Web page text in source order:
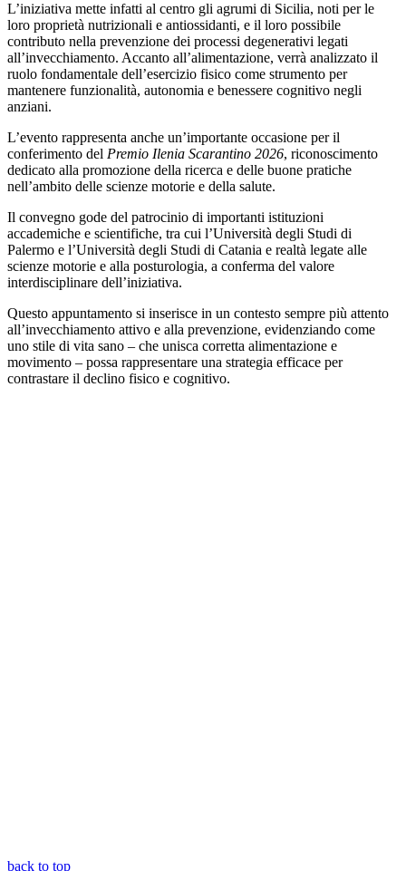
L’iniziativa mette infatti al centro gli agrumi di Sicilia, noti per le
loro proprietà nutrizionali e antiossidanti, e il loro possibile
contributo nella prevenzione dei processi degenerativi legati
all’invecchiamento. Accanto all’alimentazione, verrà analizzato il
ruolo fondamentale dell’esercizio fisico come strumento per
mantenere funzionalità, autonomia e benessere cognitivo negli
anziani.
L’evento rappresenta anche un’importante occasione per il
conferimento del Premio Ilenia Scarantino 2026, riconoscimento
dedicato alla promozione della ricerca e delle buone pratiche
nell’ambito delle scienze motorie e della salute.
Il convegno gode del patrocinio di importanti istituzioni
accademiche e scientifiche, tra cui l’Università degli Studi di
Palermo e l’Università degli Studi di Catania e realtà legate alle
scienze motorie e alla posturologia, a conferma del valore
interdisciplinare dell’iniziativa.
Questo appuntamento si inserisce in un contesto sempre più attento
all’invecchiamento attivo e alla prevenzione, evidenziando come
uno stile di vita sano – che unisca corretta alimentazione e
movimento – possa rappresentare una strategia efficace per
contrastare il declino fisico e cognitivo.
back to top